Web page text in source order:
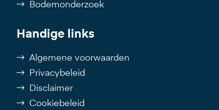
Bodemonderzoek
Handige links
Algemene voorwaarden
Privacybeleid
Disclaimer
Cookiebeleid